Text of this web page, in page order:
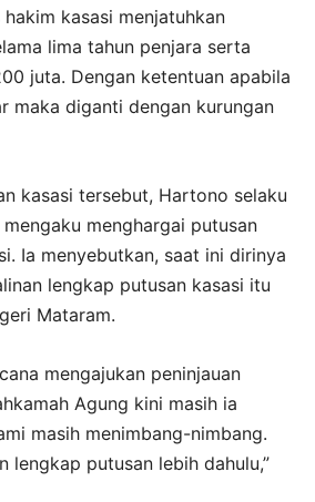
kasasi menjatuhkan
lima tahun penjara serta
juta. Dengan ketentuan apabila
maka diganti dengan kurungan
kasasi tersebut, Hartono selaku
mengaku menghargai putusan
Ia menyebutkan, saat ini dirinya
lengkap putusan kasasi itu
Mataram.
mengajukan peninjauan
Agung kini masih ia
masih menimbang-nimbang.
lengkap putusan lebih dahulu,”